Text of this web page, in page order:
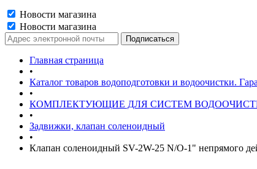
Новости магазина
Новости магазина
Главная страница
•
Каталог товаров водоподготовки и водоочистки.
•
КОМПЛЕКТУЮЩИЕ ДЛЯ СИСТЕМ
•
Задвижки, клапан соленоидный
•
Клапан соленоидный SV-2W-25 N/O-1"